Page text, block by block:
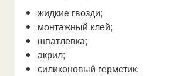
жидкие гвозди;
монтажный клей;
шпатлевка;
акрил;
силиконовый герметик.